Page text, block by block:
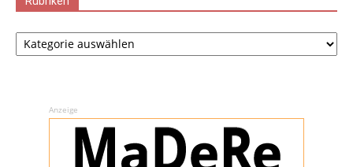
Rubriken
Anzeige